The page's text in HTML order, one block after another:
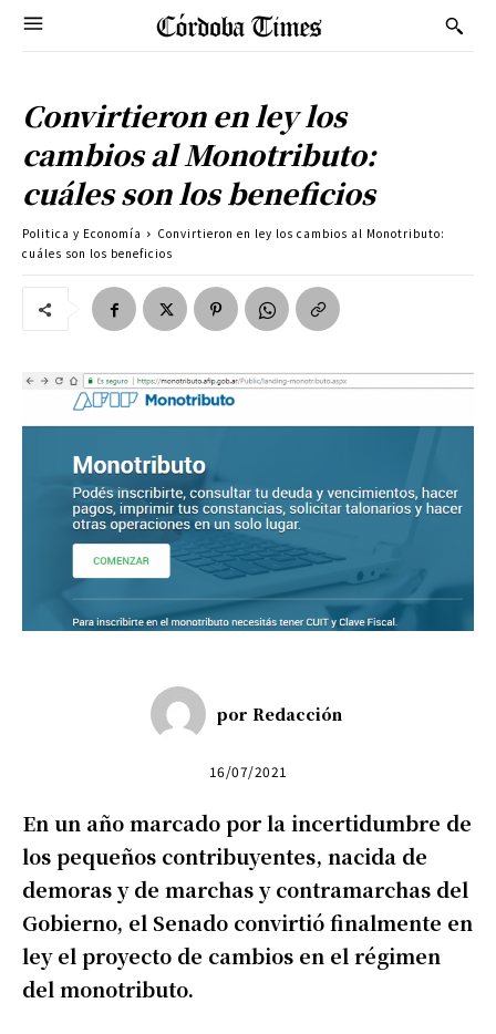
Convirtieron en ley los
cambios al Monotributo:
cuáles son los beneficios
Politica y Economía
Convirtieron en ley los cambios al Monotributo:
cuáles son los beneficios
por Redacción
16/07/2021
En un año marcado por la incertidumbre de
los pequeños contribuyentes, nacida de
demoras y de marchas y contramarchas del
Gobierno, el Senado convirtió finalmente en
ley el proyecto de cambios en el régimen
del monotributo.